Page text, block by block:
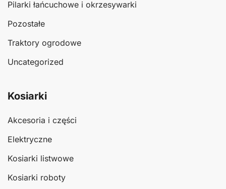
Pilarki łańcuchowe i okrzesywarki
Pozostałe
Traktory ogrodowe
Uncategorized
Kosiarki
Akcesoria i części
Elektryczne
Kosiarki listwowe
Kosiarki roboty